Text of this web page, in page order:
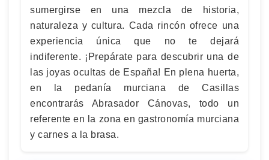
sumergirse en una mezcla de historia,
naturaleza y cultura. Cada rincón ofrece una
experiencia única que no te dejará
indiferente. ¡Prepárate para descubrir una de
las joyas ocultas de España! En plena huerta,
en la pedanía murciana de Casillas
encontrarás Abrasador Cánovas, todo un
referente en la zona en gastronomía murciana
y carnes a la brasa.